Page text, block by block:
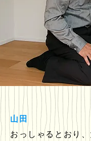
山田
おっしゃるとおり